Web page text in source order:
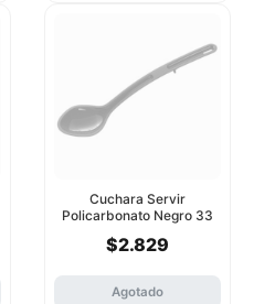
Cuchara Servir
Policarbonato Negro 33
$2.829
Agotado